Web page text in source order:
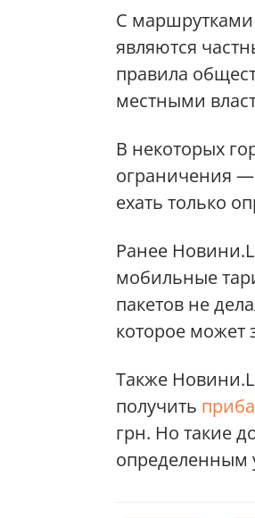
С маршрутками
являются
правила
местными
В некоторых
ограничения
ехать только
Ранее
мобильные
пакетов не
которое может
Также
получить
грн. Но такие
определенным